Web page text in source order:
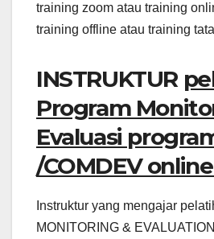
training zoom atau training
training offline atau training
INSTRUKTUR
Program
Evaluasi
/COMDEV
Instruktur yang mengajar
MONITORING &